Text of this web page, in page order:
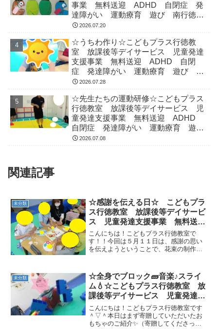
事業 無料送迎 ADHD 自閉症 発
達障がい 運動療育 遊び 南行徳
市川市 浦安市
2026.07.20
☆うちわ作り☆こどもプラス行徳教
室 放課後等デイサービス 児童発達
支援事業 無料送迎 ADHD 自閉
症 発達障がい 運動療育 遊び 南
行徳 市川市 浦安市
2026.07.28
☆先生たちの運動研修☆こどもプラス
行徳教室 放課後等デイサービス 児
童発達支援事業 無料送迎 ADHD
自閉症 発達障がい 運動療育 遊
び 南行徳 市川市 浦安市
2026.07.08
関連記事
未分類
☆感謝を伝える日☆ こどもプラ
ス行徳教室 放課後等デイサービ
ス 児童発達支援事業 無料送
迎 ADHD 自閉症 発達障が
い 運動療育 遊び 南行徳 市
川市 浦安市 江戸川区
こんにちは！こどもプラス行徳教室で
す！！今回は５月１１日は、感謝の思い
を伝えようということで、花束の制作を
のカラフルなお花を貼り付けました🌸🌼
どの色にしよう・・・とお友...
未分類
☆全身でブロック🧱音楽♪スライ
ム💧☆こどもプラス行徳教室 放
課後等デイサービス 児童発達支
援事業 無料送迎 ADHD 自閉
症 発達障がい 運動療育 遊
び 南行徳 市川市 浦安市
こんにちは！こどもプラス行徳教室です
＾▽＾本日はまず寄贈していただいたお
もちゃのご紹介✨（寄贈してくださった